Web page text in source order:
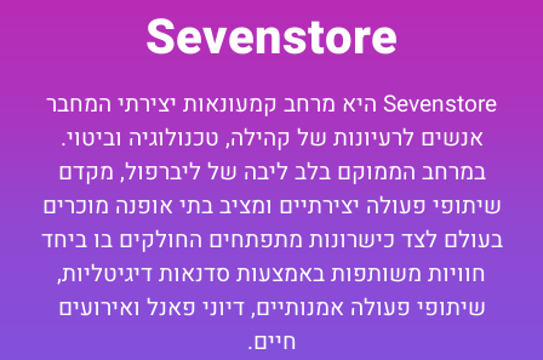
Sevenstore
Sevenstore היא מרחב קמעונאות יצירתי המחבר
אנשים לרעיונות של קהילה, טכנולוגיה וביטוי.
במרחב הממוקם בלב ליבה של ליברפול, מקדם
שיתופי פעולה יצירתיים ומציב בתי אופנה מוכרים
בעולם לצד כישרונות מתפתחים החולקים בו ביחד
חוויות משותפות באמצעות סדנאות דיגיטליות,
שיתופי פעולה אמנותיים, דיוני פאנל ואירועים
חיים.